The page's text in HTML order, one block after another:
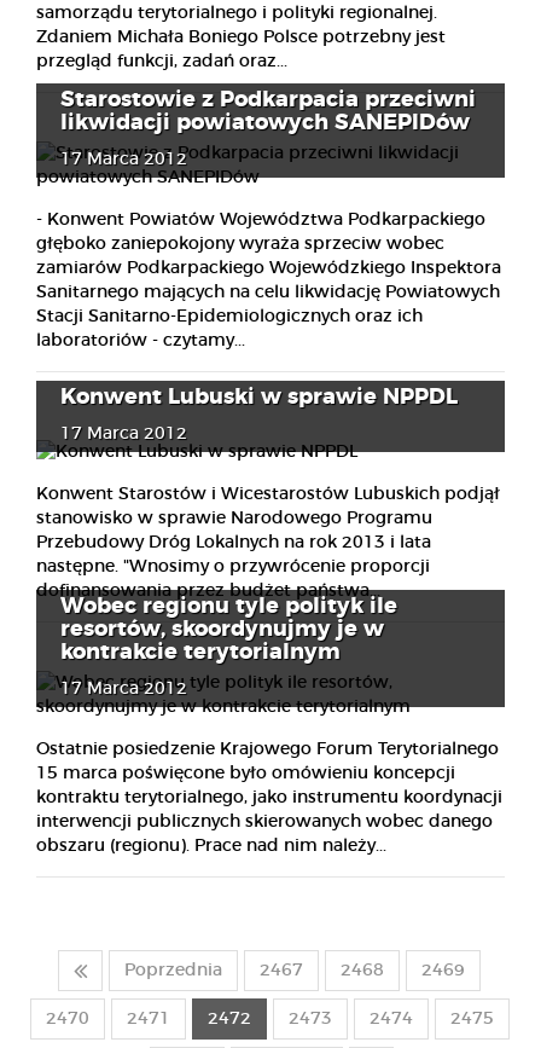
samorządu terytorialnego i polityki regionalnej.
Zdaniem Michała Boniego Polsce potrzebny jest
przegląd funkcji, zadań oraz...
Starostowie z Podkarpacia przeciwni
likwidacji powiatowych SANEPIDów
17 Marca 2012
- Konwent Powiatów Województwa Podkarpackiego
głęboko zaniepokojony wyraża sprzeciw wobec
zamiarów Podkarpackiego Wojewódzkiego Inspektora
Sanitarnego mających na celu likwidację Powiatowych
Stacji Sanitarno-Epidemiologicznych oraz ich
laboratoriów - czytamy...
Konwent Lubuski w sprawie NPPDL
17 Marca 2012
Konwent Starostów i Wicestarostów Lubuskich podjął
stanowisko w sprawie Narodowego Programu
Przebudowy Dróg Lokalnych na rok 2013 i lata
następne. "Wnosimy o przywrócenie proporcji
dofinansowania przez budżet państwa...
Wobec regionu tyle polityk ile
resortów, skoordynujmy je w
kontrakcie terytorialnym
17 Marca 2012
Ostatnie posiedzenie Krajowego Forum Terytorialnego
15 marca poświęcone było omówieniu koncepcji
kontraktu terytorialnego, jako instrumentu koordynacji
interwencji publicznych skierowanych wobec danego
obszaru (regionu). Prace nad nim należy...
Poprzednia 2467 2468 2469
2470 2471 2472 2473 2474 2475